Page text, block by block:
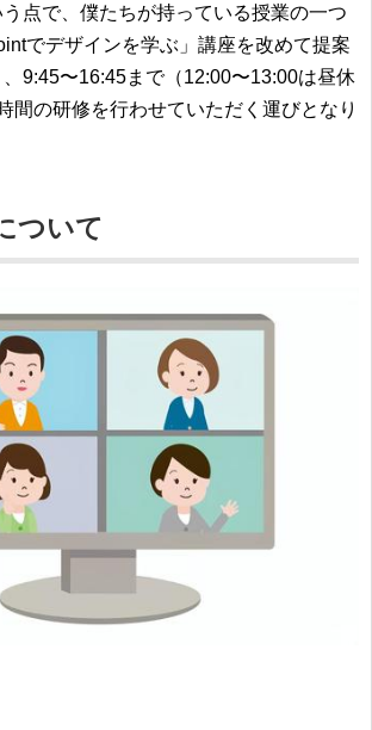
点で、僕たちが持っている授業の一つ
でデザインを学ぶ」講座を改めて提案
9:45〜16:45まで（12:00〜13:00は昼休
間の研修を行わせていただく運びとなり
ついて